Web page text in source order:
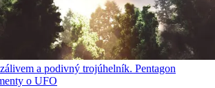
a podivný trojúhelník. Pentagon
o UFO